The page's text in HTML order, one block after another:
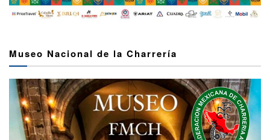
Museo Nacional de la Charrería